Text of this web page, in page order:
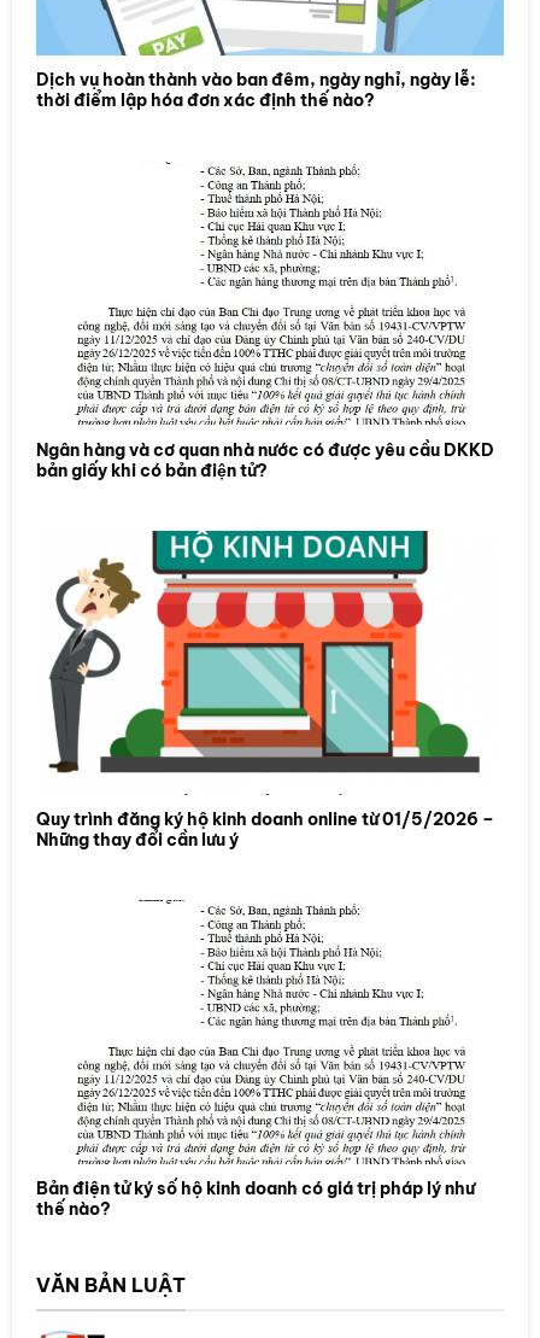
Dịch vụ hoàn thành vào ban đêm, ngày nghỉ, ngày lễ:
thời điểm lập hóa đơn xác định thế nào?
Ngân hàng và cơ quan nhà nước có được yêu cầu DKKD
bản giấy khi có bản điện tử?
Quy trình đăng ký hộ kinh doanh online từ 01/5/2026 –
Những thay đổi cần lưu ý
Bản điện tử ký số hộ kinh doanh có giá trị pháp lý như
thế nào?
VĂN BẢN LUẬT